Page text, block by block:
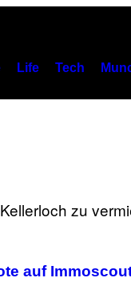
Life Tech
auf